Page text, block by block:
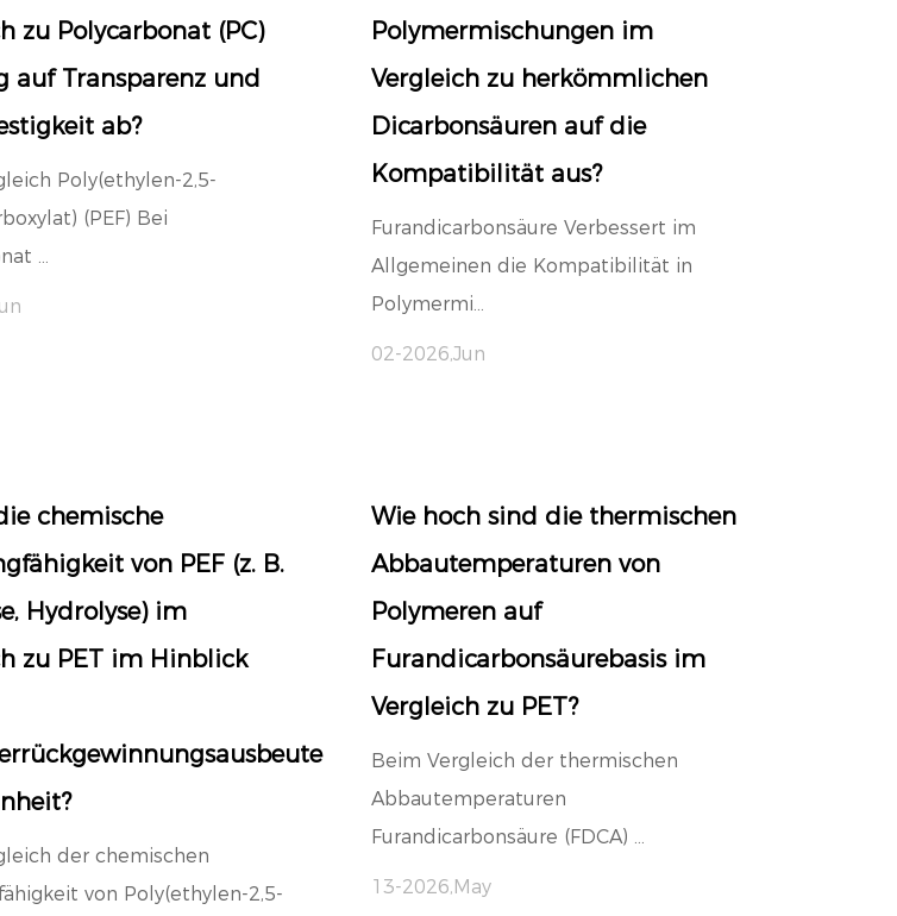
zu Polycarbonat (PC)
auf Transparenz und
ab?
Poly(ethylen-2,5-
(PEF) Bei
...
Polymermischungen im
Vergleich zu herkömmlichen
Dicarbonsäuren auf die
Kompatibilität aus?
Furandicarbonsäure Verbessert im
Allgemeinen die Kompatibilität in
Polymermi...
02-2026,Jun
chemische
von PEF (z. B.
Hydrolyse) im
zu PET im Hinblick
der chemischen
von Poly(ethylen-2,5-
Wie hoch sind die thermischen
Abbautemperaturen von
Polymeren auf
Furandicarbonsäurebasis im
Vergleich zu PET?
Beim Vergleich der thermischen
Abbautemperaturen
Furandicarbonsäure (FDCA) ...
13-2026,May